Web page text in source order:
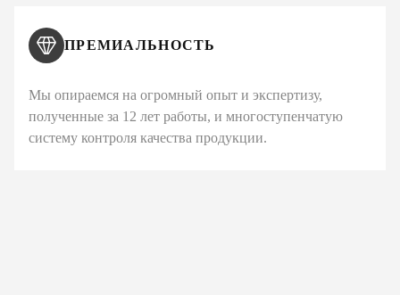
ПРЕМИАЛЬНОСТЬ
Мы опираемся на огромный опыт и экспертизу,
полученные за 12 лет работы, и многоступенчатую
систему контроля качества продукции.